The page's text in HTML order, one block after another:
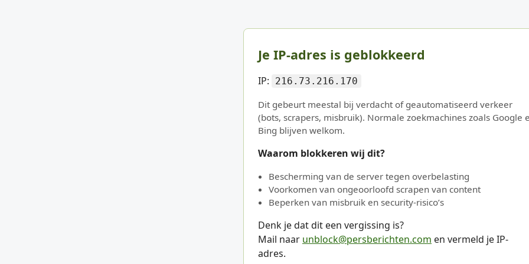
Je IP-adres is geblokkeerd
IP: 216.73.216.170
Dit gebeurt meestal bij verdacht of geautomatiseerd verkeer
(bots, scrapers, misbruik). Normale zoekmachines zoals Google
Bing blijven welkom.
Waarom blokkeren wij dit?
Bescherming van de server tegen overbelasting
Voorkomen van ongeoorloofd scrapen van content
Beperken van misbruik en security-risico’s
Denk je dat dit een vergissing is?
Mail naar unblock@persberichten.com en vermeld je IP-
adres.